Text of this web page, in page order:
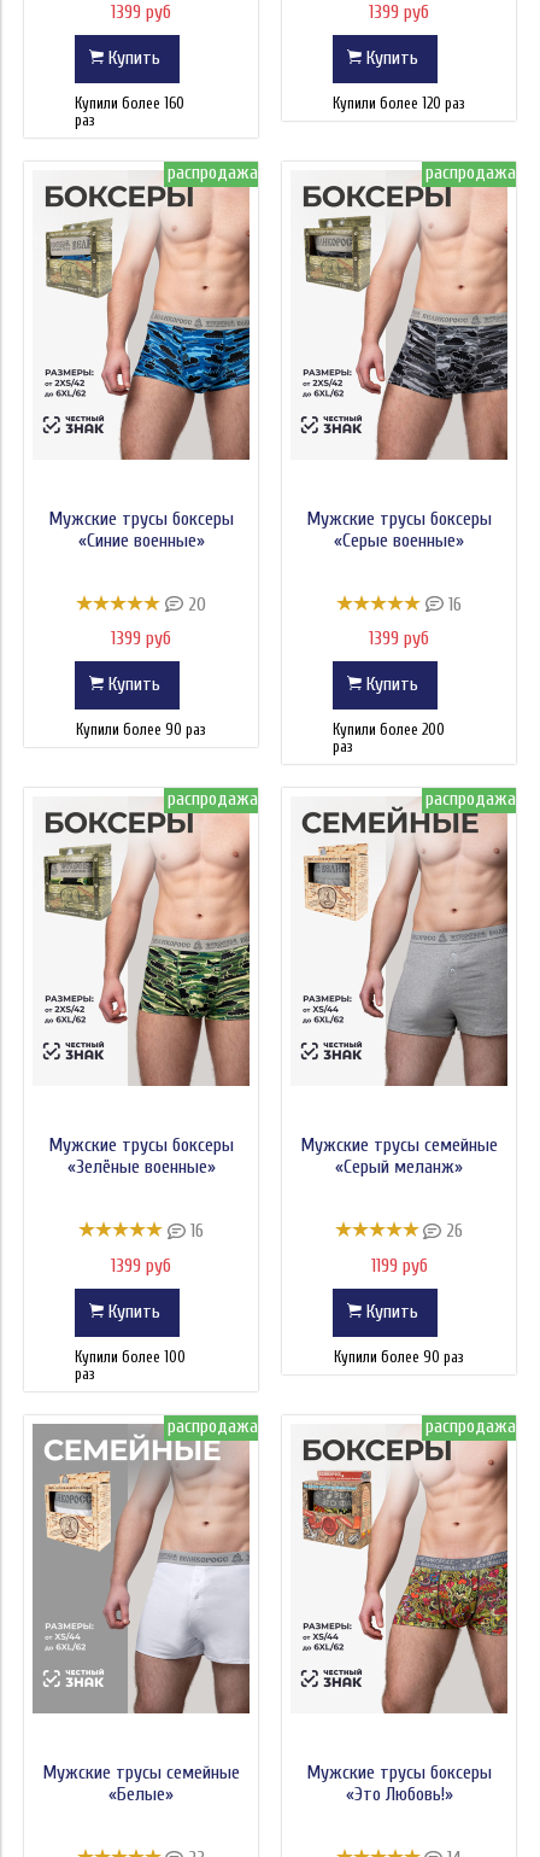
1399 руб
Купить
Купили более 160
раз
1399 руб
Купить
Купили более 120 раз
распродажа
Мужские трусы боксеры
«Синие военные»
20
1399 руб
Купить
Купили более 90 раз
распродажа
Мужские трусы боксеры
«Серые военные»
16
1399 руб
Купить
Купили более 200
раз
распродажа
Мужские трусы боксеры
«Зелёные военные»
16
1399 руб
Купить
Купили более 100
раз
распродажа
Мужские трусы семейные
«Серый меланж»
26
1199 руб
Купить
Купили более 90 раз
распродажа
Мужские трусы семейные
«Белые»
распродажа
Мужские трусы боксеры
«Это Любовь!»